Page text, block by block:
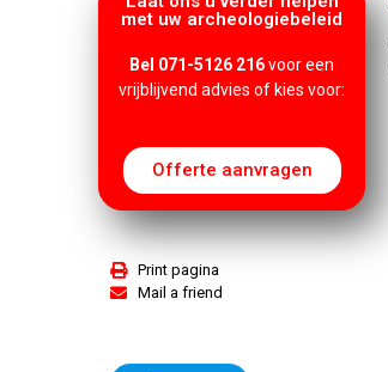
met uw archeologiebeleid
Bel 071-5126 216voor een
vrijblijvend advies of kies voor:
Offerte aanvragen
Print pagina
Mail a friend